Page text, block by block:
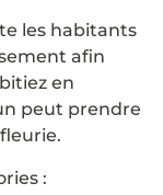
les habitants
afin
en
peut prendre
: